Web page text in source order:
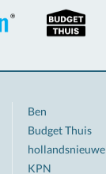
Ben
Budget Thuis
hollandsnieuwe
KPN